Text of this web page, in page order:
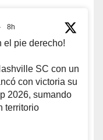
· 8h
el pie derecho!
SC con un
con victoria su
2026, sumando
territorio